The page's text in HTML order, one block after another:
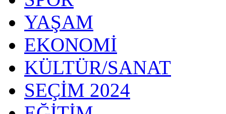
YAŞAM
EKONOMİ
KÜLTÜR/SANAT
SEÇİM 2024